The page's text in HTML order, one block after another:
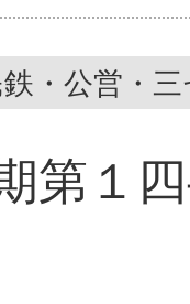
・公営・
第１